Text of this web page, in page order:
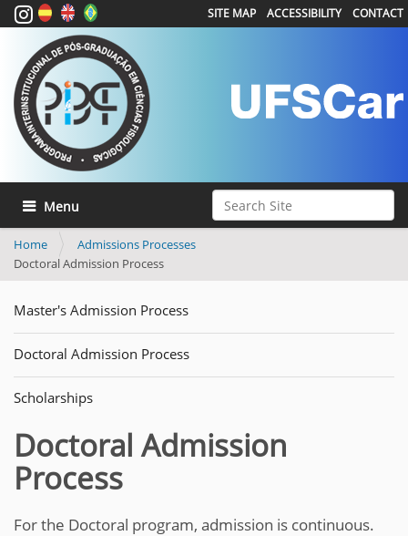
Search Site
Advanced Search…
SITE MAP ACCESSIBILITY CONTACT
Toggle navigation
Home
Admissions Processes
Doctoral Admission Process
Master's Admission Process
Doctoral Admission Process
Scholarships
Doctoral Admission
Process
For the Doctoral program, admission is continuous.